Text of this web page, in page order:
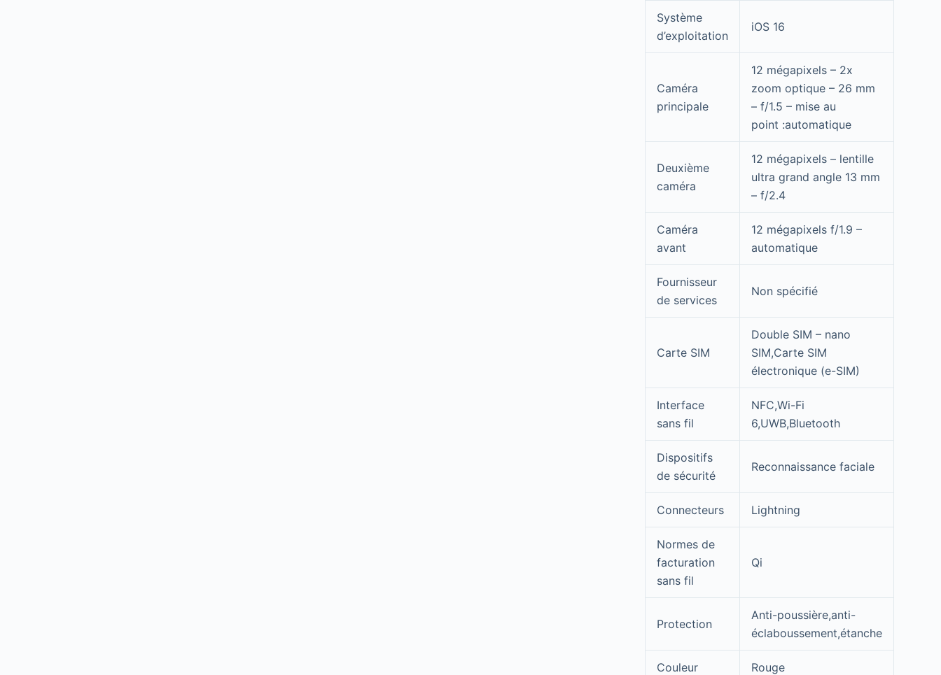
Système
d’exploitation
iOS 16
Caméra
principale
12 mégapixels – 2x
zoom optique – 26 mm
– f/1.5 – mise au
point :automatique
Deuxième
caméra
12 mégapixels – lentille
ultra grand angle 13 mm
– f/2.4
Caméra
avant
12 mégapixels f/1.9 –
automatique
Fournisseur
de services
Non spécifié
Carte SIM
Double SIM – nano
SIM,Carte SIM
électronique (e-SIM)
Interface
sans fil
NFC,Wi-Fi
6,UWB,Bluetooth
Dispositifs
de sécurité
Reconnaissance faciale
Connecteurs Lightning
Normes de
facturation
sans fil
Qi
Protection
Anti-poussière,anti-
éclaboussement,étanche
Couleur Rouge